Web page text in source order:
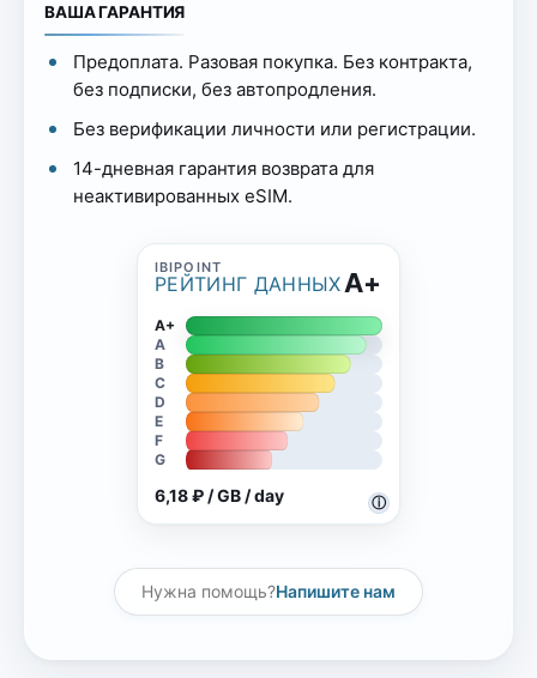
ВАША ГАРАНТИЯ
Предоплата. Разовая покупка. Без контракта,
без подписки, без автопродления.
Без верификации личности или регистрации.
14-дневная гарантия возврата для
неактивированных eSIM.
РЕЙТИНГ ДАННЫХ
ⓘ
A+
A+
A
B
C
D
E
F
G
6,18 ₽ / GB / day
Нужна помощь?Напишите нам